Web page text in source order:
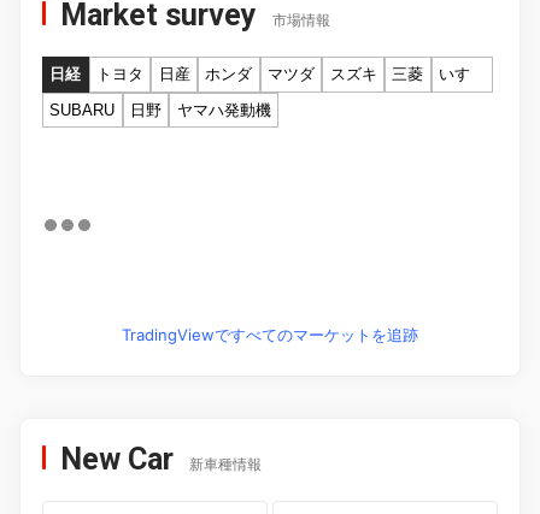
Market survey 市場情報
日経 トヨタ 日産 ホンダ マツダ スズキ 三菱
いすゞ
SUBARU
日野 ヤマハ発動機
TradingViewですべてのマーケットを追跡
New Car 新車種情報